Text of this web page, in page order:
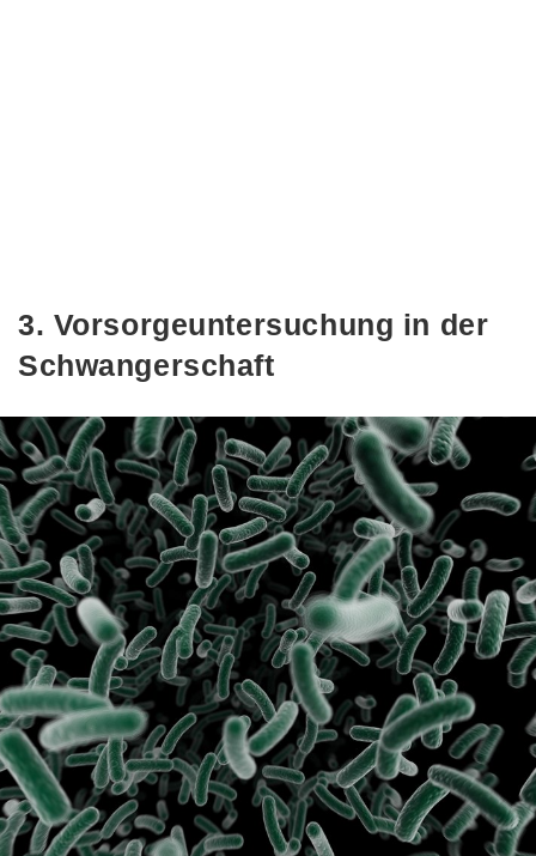
3. Vorsorgeuntersuchung in der
Schwangerschaft